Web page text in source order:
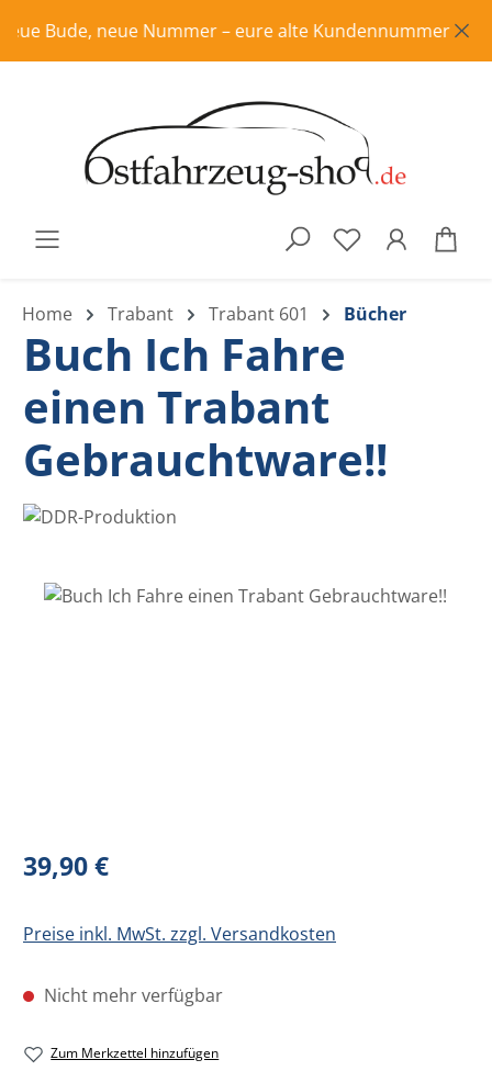
Zum Hauptinhalt springen
Bude, neue Nummer – eure alte Kundennummer ist
Home Trabant Trabant 601 Bücher
Buch Ich Fahre
einen Trabant
Gebrauchtware!!
Bildergalerie überspringen
Regulärer Preis:
39,90 €
Preise inkl. MwSt. zzgl. Versandkosten
Nicht mehr verfügbar
Zum Merkzettel hinzufügen